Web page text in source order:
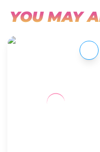
YOU MAY